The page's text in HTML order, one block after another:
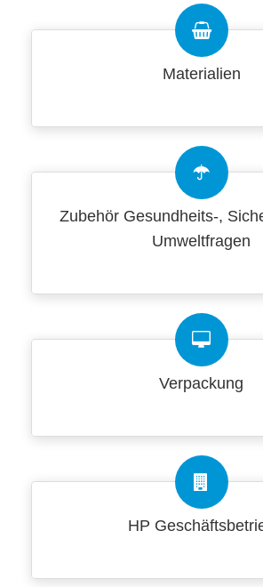
Materialien
Zubehör Gesundheits-,
Umweltfragen
Verpackung
HP